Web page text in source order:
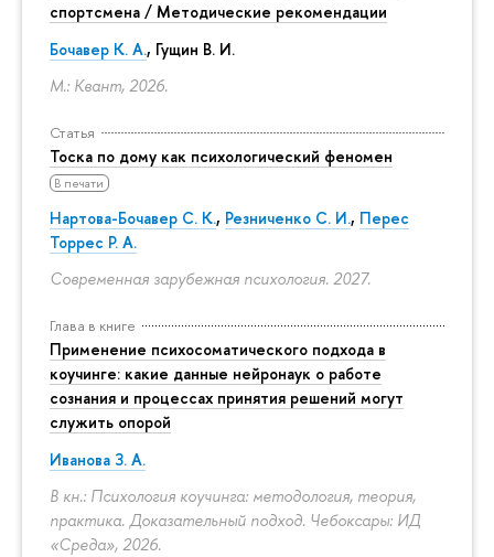
спортсмена / Методические рекомендации
Бочавер К. А., Гущин В. И.
М.: Квант, 2026.
Статья
Тоска по дому как психологический феномен
В печати
Нартова-Бочавер С. К., Резниченко С. И., Перес
Торрес Р. А.
Современная зарубежная психология. 2027.
Глава в книге
Применение психосоматического подхода в
коучинге: какие данные нейронаук о работе
сознания и процессах принятия решений могут
служить опорой
Иванова З. А.
В кн.: Психология коучинга: методология, теория,
практика. Доказательный подход. Чебоксары: ИД
«Среда», 2026.